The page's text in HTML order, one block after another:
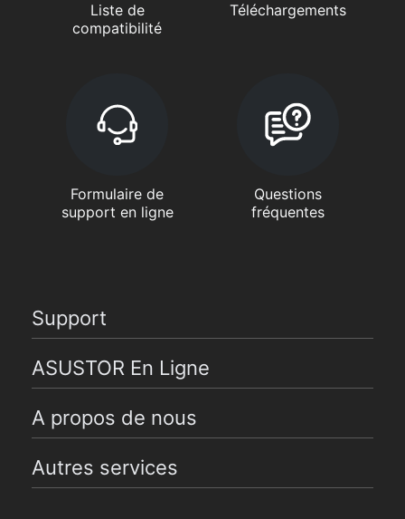
Liste de
compatibilité
Téléchargements
Formulaire de
support en ligne
Questions
fréquentes
Support
ASUSTOR En Ligne
A propos de nous
Autres services